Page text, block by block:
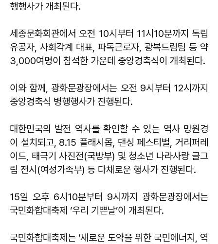
행행사가 개최된다.
세종문화회관에서 오전 10시부터 11시10분까지 독립
유공자, 사회각계 대표, 파독근로자, 광복드림팀 등 약
3,000여명이 참석한 가운데 중앙경축식이 개최된다.
이와 함께, 광화문광장에서는 오전 9시부터 12시까지
중앙경축식 병행행사가 진행된다.
대한민국의 발전 역사를 확인할 수 있는 역사 망원경
이 설치되고, 8.15 플래시몹, 댄싱 페스티벌, 거리퍼레
이드, 태극기 사진전(국방부) 및 청소년 나라사랑 글그
림 전시(여성가족부) 등 다채로운 행사가 진행된다.
15일 오후 6시10분부터 9시까지 광화문광장에서는
국민화합대축제 ‘우리 기쁜날’이 개최된다.
국민화합대축제는 ‘새로운 도약을 위한 국민에너지, 역